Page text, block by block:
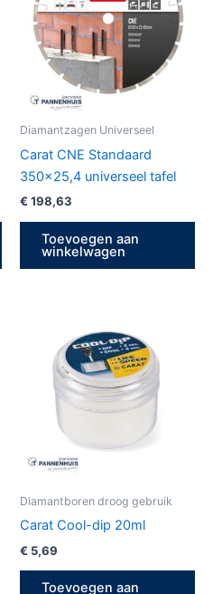
Diamantzagen Universeel
Carat CNE Standaard
350×25,4 universeel tafel
€ 198,63
Toevoegen aan
winkelwagen
Diamantboren droog gebruik
Carat Cool-dip 20ml
€ 5,69
Toevoegen aan